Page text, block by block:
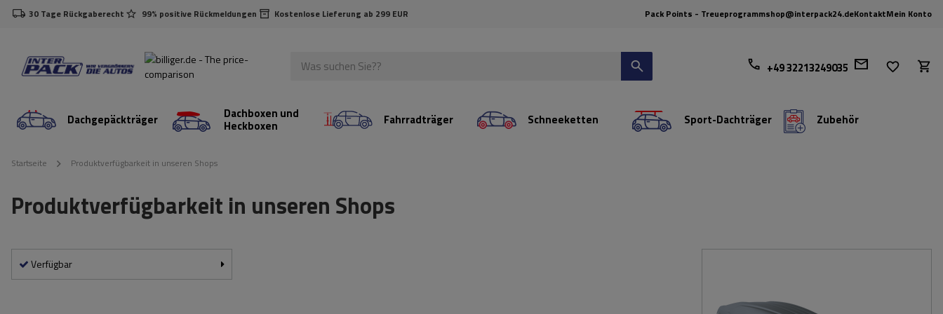
30 Tage Rückgaberecht 99% positive Rückmeldungen Kostenlose Lieferung ab 299 EUR Pack Points - Treueprogrammshop@interpack24.deKontaktMein Konto
+49 32213249035
Dachgepäckträger Dachboxen und
Heckboxen Fahrradträger Schneeketten Sport-Dachträger Zubehör
Startseite Produktverfügbarkeit in unseren Shops
Produktverfügbarkeit in unseren Shops
Verfügbar